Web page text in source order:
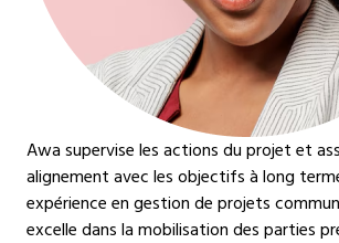
Awa supervise les actions du projet et
alignement avec les objectifs à long
expérience en gestion de projets
excelle dans la mobilisation des parties